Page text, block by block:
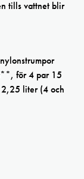
tills vattnet blir
för 4 par 15
liter (4 och